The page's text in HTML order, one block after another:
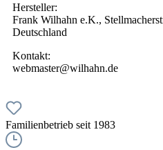
Hersteller:
Frank Wilhahn e.K.,
Deutschland
Kontakt:
webmaster@wilhahn.de
Familienbetrieb seit 1983